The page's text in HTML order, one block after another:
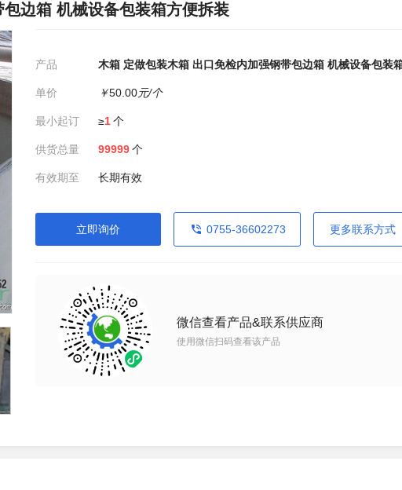
边箱 机械设备包装箱方便拆装
产品 木箱 定做包装木箱 出口免检内加强钢带包边箱 机械设备包装
单价 ￥50.00元/个
最小起订 ≥1个
供货总量 99999个
有效期至 长期有效
立即询价 0755-36602273 更多联系方式
微信查看产品&联系供应商
使用微信扫码查看该产品